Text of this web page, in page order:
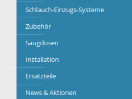
Schlauch-Einzugs-Systeme
Zubehör
Saugdosen
Installation
Ersatzteile
News & Aktionen